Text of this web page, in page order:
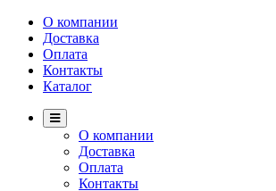
О компании
Доставка
Оплата
Контакты
Каталог
О компании
Доставка
Оплата
Контакты